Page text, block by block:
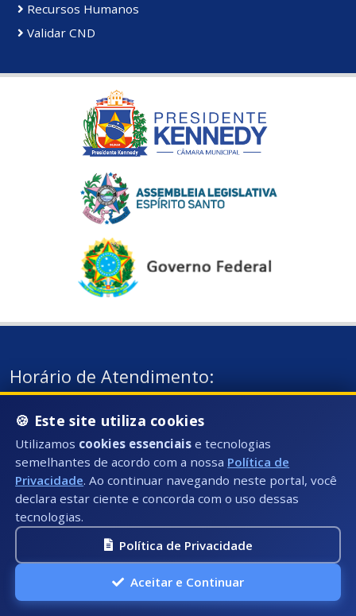
Recursos Humanos
Validar CND
Horário de Atendimento:
Segunda à Sexta: 08:00hs às 17:00hs
Telefone:
Fixo: (28) 3535-3603 (Ramal 1025)
E-mail:
ouvidoria@presidentekennedy.es.gov.br
🍪 Este site utiliza cookies
Utilizamos cookies essenciais e tecnologias
semelhantes de acordo com a nossa Política de
Privacidade. Ao continuar navegando neste portal, você
declara estar ciente e concorda com o uso dessas
tecnologias.
Política de Privacidade
Aceitar e Continuar